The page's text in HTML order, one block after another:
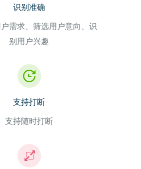
识别准确
需求、筛选用户意向、识
别用户兴趣
支持打断
支持随时打断